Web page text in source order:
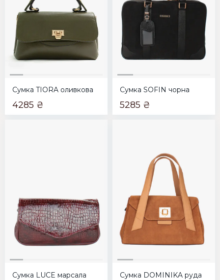
Сумка TIORA оливкова
4285 ₴
Сумка SOFIN чорна
5285 ₴
Сумка LUCE марсала Сумка DOMINIKA руда